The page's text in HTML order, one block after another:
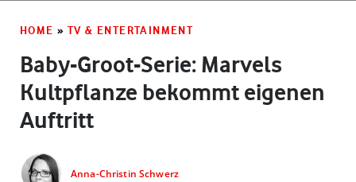
HOME » TV & ENTERTAINMENT
Baby-Groot-Serie: Marvels
Kultpflanze bekommt eigenen
Auftritt
Anna-Christin Schwerz